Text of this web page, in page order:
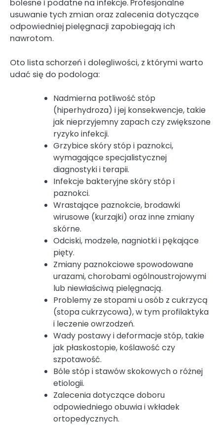
bolesne i podatne na infekcje. Profesjonalne
usuwanie tych zmian oraz zalecenia dotyczące
odpowiedniej pielęgnacji zapobiegają ich
nawrotom.
Oto lista schorzeń i dolegliwości, z którymi warto
udać się do podologa:
Nadmierna potliwość stóp
(hiperhydroza) i jej konsekwencje, takie
jak nieprzyjemny zapach czy zwiększone
ryzyko infekcji.
Grzybice skóry stóp i paznokci,
wymagające specjalistycznej
diagnostyki i terapii.
Infekcje bakteryjne skóry stóp i
paznokci.
Wrastające paznokcie, brodawki
wirusowe (kurzajki) oraz inne zmiany
skórne.
Odciski, modzele, nagniotki i pękające
pięty.
Zmiany paznokciowe spowodowane
urazami, chorobami ogólnoustrojowymi
lub niewłaściwą pielęgnacją.
Problemy ze stopami u osób z cukrzycą
(stopa cukrzycowa), w tym profilaktyka
i leczenie owrzodzeń.
Wady postawy i deformacje stóp, takie
jak płaskostopie, koślawość czy
szpotawość.
Bóle stóp i stawów skokowych o różnej
etiologii.
Zalecenia dotyczące doboru
odpowiedniego obuwia i wkładek
ortopedycznych.